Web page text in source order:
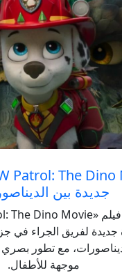
جديدة بين
لفريق الجراء في
مع تطور
موجهة للأطفال.